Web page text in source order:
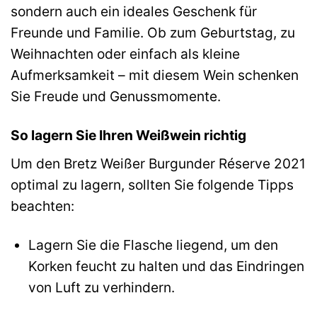
sondern auch ein ideales Geschenk für
Freunde und Familie. Ob zum Geburtstag, zu
Weihnachten oder einfach als kleine
Aufmerksamkeit – mit diesem Wein schenken
Sie Freude und Genussmomente.
So lagern Sie Ihren Weißwein richtig
Um den Bretz Weißer Burgunder Réserve 2021
optimal zu lagern, sollten Sie folgende Tipps
beachten:
Lagern Sie die Flasche liegend, um den
Korken feucht zu halten und das Eindringen
von Luft zu verhindern.